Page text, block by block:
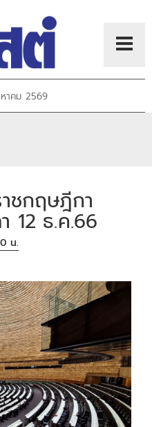
าคม 2569
ชกฤษฎีกา
12 ธ.ค.66
น.